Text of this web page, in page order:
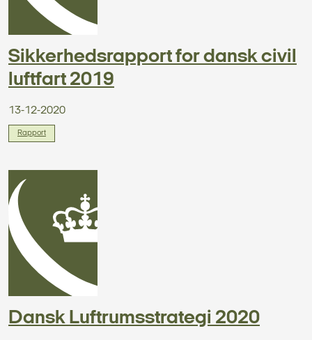
Sikkerhedsrapport for dansk civil
luftfart 2019
13-12-2020
Rapport
Dansk Luftrumsstrategi 2020